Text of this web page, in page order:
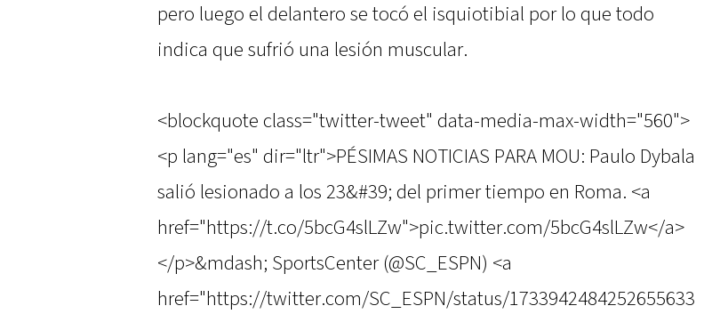
pero luego el delantero se tocó el isquiotibial por lo que todo
indica que sufrió una lesión muscular.
<blockquote class="twitter-tweet" data-media-max-width="560">
<p lang="es" dir="ltr">PÉSIMAS NOTICIAS PARA MOU: Paulo Dybala
salió lesionado a los 23&#39; del primer tiempo en Roma. <a
href="https://t.co/5bcG4slLZw">pic.twitter.com/5bcG4slLZw</a>
</p>&mdash; SportsCenter (@SC_ESPN) <a
href="https://twitter.com/SC_ESPN/status/1733942484252655633